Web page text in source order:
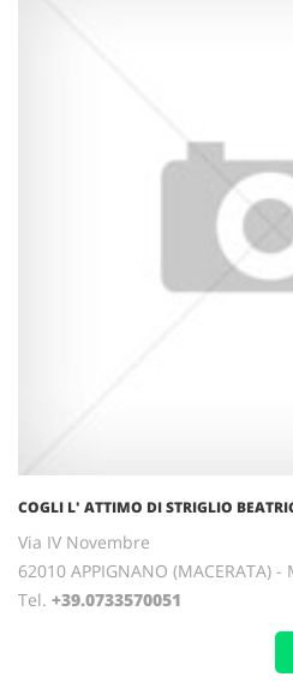
COGLI L' ATTIMO DI STRIGLIO
Via IV Novembre
62010 APPIGNANO (MACERATA) -
Tel. +39.0733570051